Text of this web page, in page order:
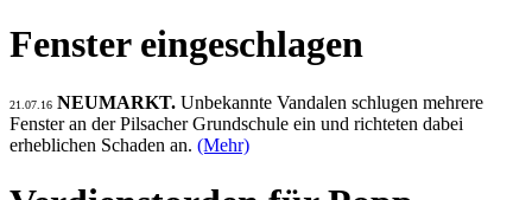
Fenster eingeschlagen
21.07.16 NEUMARKT. Unbekannte Vandalen schlugen mehrere
Fenster an der Pilsacher Grundschule ein und richteten dabei
erheblichen Schaden an. (Mehr)